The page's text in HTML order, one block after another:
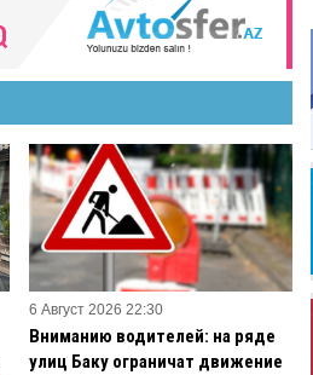
6 Август 2026 22:30
Вниманию водителей: на ряде
улиц Баку ограничат движение